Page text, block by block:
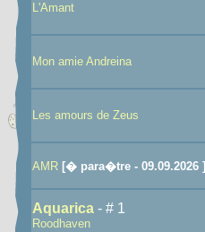
L'Amant
Mon amie Andreina
Les amours de Zeus
AMR [� para�tre - 09.09.2026 ]
Aquarica - # 1
Roodhaven